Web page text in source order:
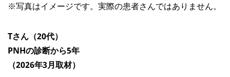
※写真はイメージです。実際の患者さんではありません。
Tさん（20代）
PNHの診断から5年
（2026年3月取材）